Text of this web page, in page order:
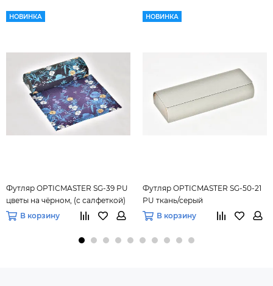
НОВИНКА
Футляр OPTICMASTER SG-39 PU
цветы на чёрном, (с салфеткой)
В корзину
НОВИНКА
Футляр OPTICMASTER SG-50-21
PU ткань/серый
В корзину